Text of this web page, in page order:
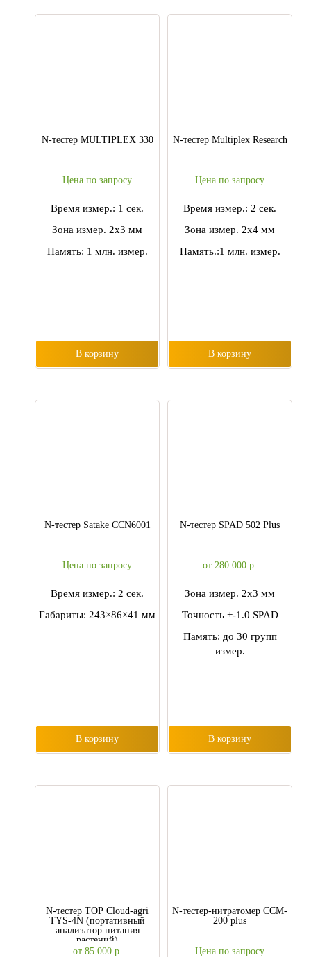
N-тестер MULTIPLEX 330
Цена по запросу
Время измер.: 1 сек.
Зона измер. 2х3 мм
Память: 1 млн. измер.
В корзину
N-тестер Multiplex Research
Цена по запросу
Время измер.: 2 сек.
Зона измер. 2х4 мм
Память.:1 млн. измер.
В корзину
N-тестер Satake CCN6001
Цена по запросу
Время измер.: 2 сек.
Габариты: 243×86×41 мм
В корзину
N-тестер SPAD 502 Plus
от 280 000р.
Зона измер. 2х3 мм
Точность +-1.0 SPAD
Память: до 30 групп
измер.
В корзину
N-тестер TOP Cloud-agri
TYS-4N (портативный
анализатор питания
растений)
от 85 000 р.
N-тестер-нитратомер CCM-
200 plus
Цена по запросу